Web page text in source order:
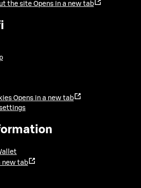
the site Opens in a new tab
Opens in a new tab
new tab